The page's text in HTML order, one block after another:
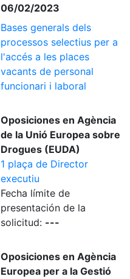
06/02/2023
Bases generals dels
processos selectius per a
l'accés a les places
vacants de personal
funcionari i laboral
Oposiciones en Agència
de la Unió Europea sobre
Drogues (EUDA)
1 plaça de Director
executiu
Fecha límite de
presentación de la
solicitud: ---
Oposiciones en Agència
Europea per a la Gestió